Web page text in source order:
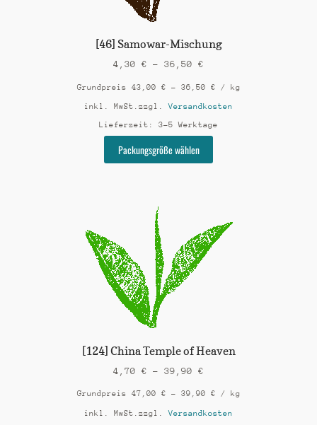
[46] Samowar-Mischung
4,30 € – 36,50 €
Grundpreis 43,00 € – 36,50 € / kg
inkl. MwSt. zzgl.Versandkosten
Lieferzeit: 3-5 Werktage
Packungsgröße wählen
auf.
Die
[124] China Temple of Heaven
4,70 € – 39,90 €
Grundpreis 47,00 € – 39,90 € / kg
inkl. MwSt. zzgl.Versandkosten